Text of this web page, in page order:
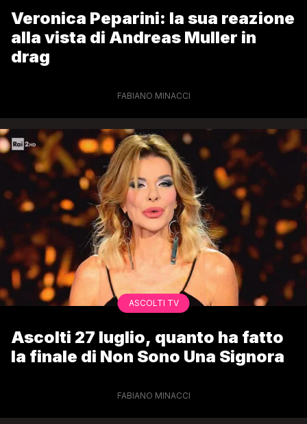
Veronica Peparini: la sua reazione
alla vista di Andreas Muller in
drag
FABIANO MINACCI
ASCOLTI TV
Ascolti 27 luglio, quanto ha fatto
la finale di Non Sono Una Signora
FABIANO MINACCI